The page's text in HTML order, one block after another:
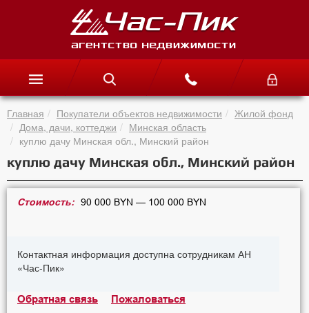
Главная Покупатели объектов недвижимости
Жилой фонд
Дома, дачи, коттеджи
Минская область
куплю дачу Минская обл., Минский район
куплю дачу Минская обл., Минский район
Стоимость: 90 000 BYN — 100 000 BYN
Контактная информация доступна сотрудникам АН
«Час-Пик»
Обратная связь Пожаловаться